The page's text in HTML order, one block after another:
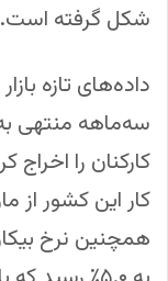
شکل گرفته است.
داده‌های تازه
کارکنان را